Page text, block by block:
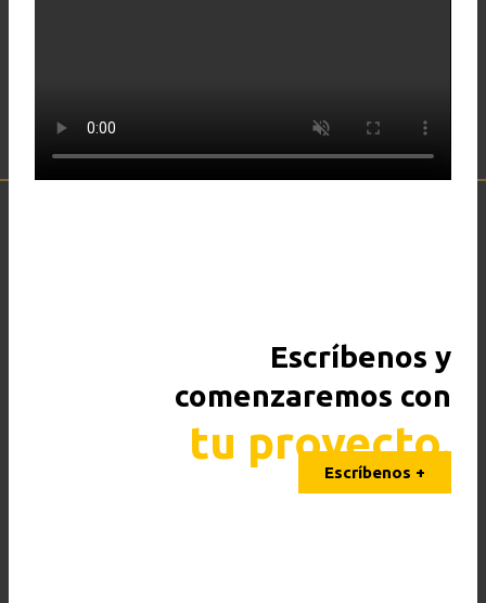
Escríbenos y
comenzaremos con
tu proyecto.
Escríbenos +